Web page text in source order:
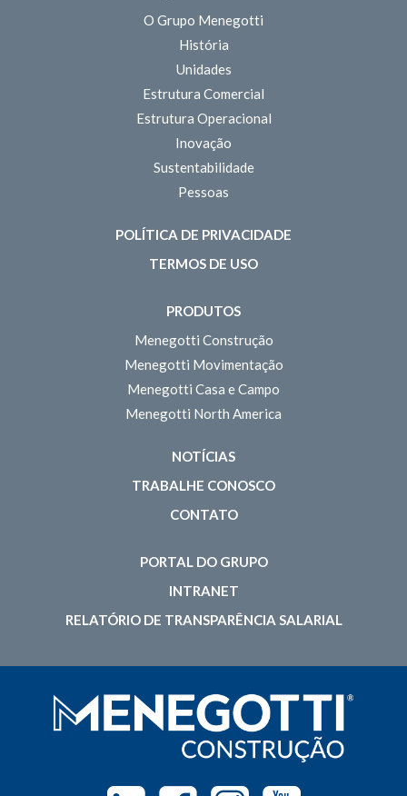
O Grupo Menegotti
História
Unidades
Estrutura Comercial
Estrutura Operacional
Inovação
Sustentabilidade
Pessoas
POLÍTICA DE PRIVACIDADE
TERMOS DE USO
PRODUTOS
Menegotti Construção
Menegotti Movimentação
Menegotti Casa e Campo
Menegotti North America
NOTÍCIAS
TRABALHE CONOSCO
CONTATO
PORTAL DO GRUPO
INTRANET
RELATÓRIO DE TRANSPARÊNCIA SALARIAL